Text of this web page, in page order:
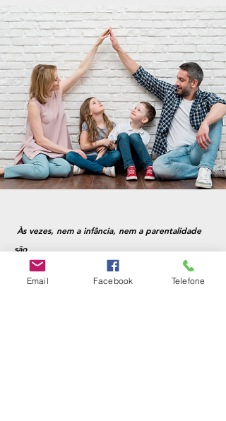
Às vezes, nem a infância, nem a parentalidade
são
cor-de-rosa, às vezes, no meio dos pesadelos,
parece não existir espaço para os sonhos… Às
Email Facebook Telefone